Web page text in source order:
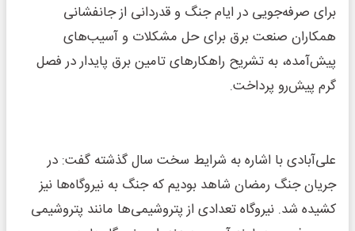
برای صرفه‌جویی در ایام جنگ و قدردانی از جانفشانی
همکاران صنعت برق برای حل مشکلات و آسیب‌های
پیش‌آمده، به تشریح راهکارهای تامین برق پایدار در فصل
گرم پیش‌رو پرداخت.
علی‌آبادی با اشاره به شرایط سخت سال گذشته گفت: در
جریان جنگ رمضان شاهد بودیم که جنگ به نیروگاه‌ها نیز
کشیده شد. نیروگاه تعدادی از پتروشیمی‌ها مانند پتروشیمی